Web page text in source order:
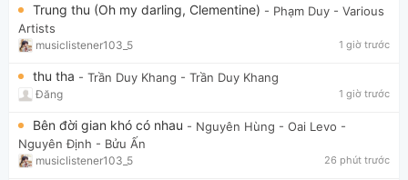
Trung thu (Oh my darling, Clementine) - Phạm Duy - Various
Artists
musiclistener103_5 1 giờ trước
thu tha - Trần Duy Khang - Trần Duy Khang
Đăng 1 giờ trước
Bên đời gian khó có nhau - Nguyên Hùng - Oai Levo -
Nguyên Định - Bửu Ấn
musiclistener103_5 26 phút trước